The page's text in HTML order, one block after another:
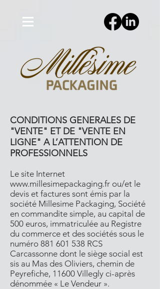
CONDITIONS GENERALES DE
"VENTE" ET DE "VENTE EN
LIGNE" A L’ATTENTION DE
PROFESSIONNELS
Le site Internet
www.millesimepackaging.fr ou/et le
devis et factures sont émis par la
société Millesime Packaging, Société
en commandite simple, au capital de
500 euros, immatriculée au Registre
du commerce et des sociétés sous le
numéro 881 601 538 RCS
Carcassonne dont le siège social est
sis au Mas des Oliviers, chemin de
Peyrefiche, 11600 Villegly ci-après
dénommée « Le Vendeur ».